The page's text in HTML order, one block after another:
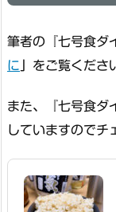
筆者の『七号食ダ
に 」をご覧くださ
また、『七号食ダ
していますのでチ